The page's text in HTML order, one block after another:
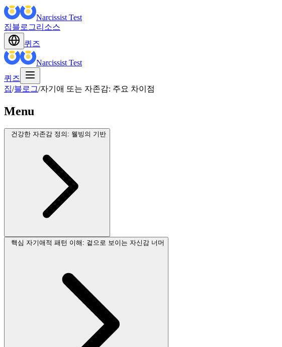
Narcissist Test
집블로그리소스
퀴즈
Narcissist Test
퀴즈
집/블로그/자기애 또는 자존감: 주요 차이점
Menu
건강한 자존감 정의: 웰빙의 기반
핵심 자기애적 패턴 이해: 겉으로 보이는 자신감 너머